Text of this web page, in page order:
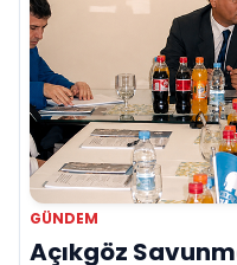
GÜNDEM
Açıkgöz